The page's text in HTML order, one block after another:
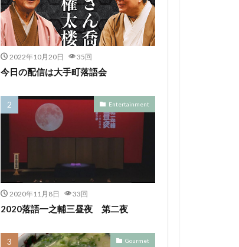
2022年10月20日 35回
今日の配信は大手町落語会
Entertainment
2020年11月8日 33回
2020落語一之輔三昼夜 第二夜
Gourmet